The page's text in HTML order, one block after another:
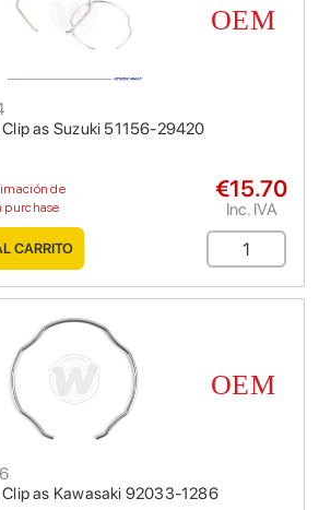
as Suzuki 51156-29420
de
purchase
€15.70
Inc. IVA
CARRITO
Clip as Kawasaki 92033-1286